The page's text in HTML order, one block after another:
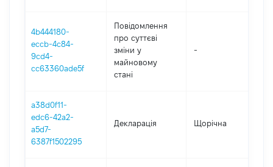
4b444180-
eccb-4c84-
9cd4-
cc63360ade5f
Повідомлення
про суттєві
зміни y
майновому
стані
-
a38d0f11-
edc6-42a2-
a5d7-
6387f1502295
Декларація Щорічна